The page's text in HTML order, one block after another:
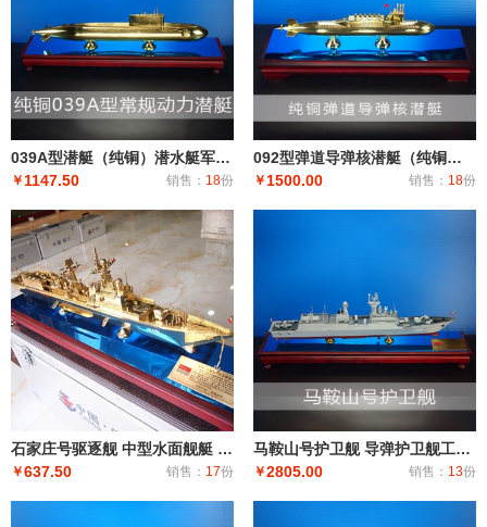
039A型潜艇（纯铜）潜水艇军舰|潜水船|中型或小型（袖珍潜艇、潜水器）和水下自动机械装置
￥ 1147.50 销售： 18份
092型弹道导弹核潜艇（纯铜）潜艇潜水艇军舰|潜水船|中型或小型（袖珍潜艇、潜水器）和水下自动机械装
￥ 1500.00 销售： 18份
石家庄号驱逐舰 中型水面舰艇 军事海军舰艇模型 工艺船航模纪念摆件展览收藏品送
￥637.50 销售： 17份
马鞍山号护卫舰 导弹护卫舰工艺船航模纪念摆件展览收藏品送礼
￥2805.00 销售： 13份